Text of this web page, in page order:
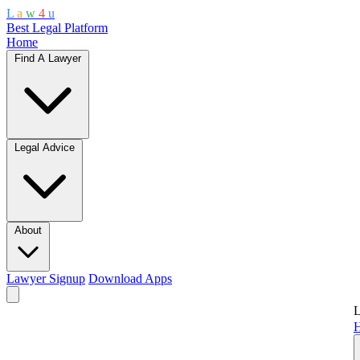
L a w 4 u
Best Legal Platform
Home
Find A Lawyer
Legal Advice
About
Lawyer Signup Download Apps